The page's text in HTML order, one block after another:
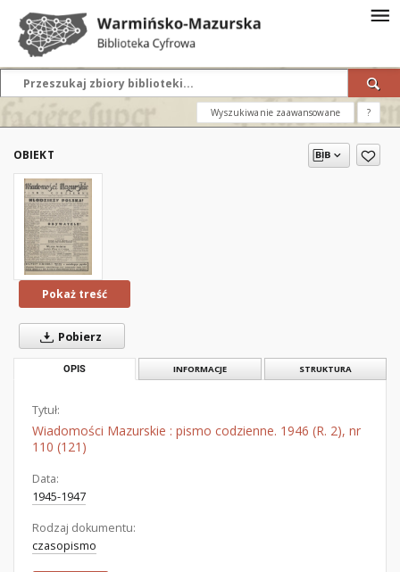
Wyszukiwanie zaawansowane ?
OBIEKT
Pokaż treść
Pobierz
OPIS INFORMACJE STRUKTURA
Tytuł:
Wiadomości Mazurskie : pismo codzienne. 1946 (R. 2), nr
110 (121)
Data:
1945-1947
Rodzaj dokumentu:
czasopismo